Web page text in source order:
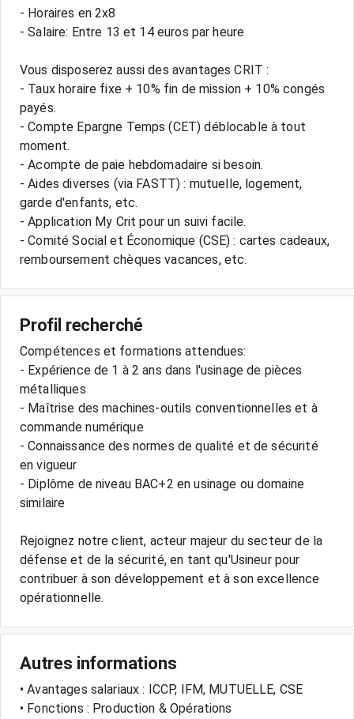
- Horaires en 2x8
- Salaire: Entre 13 et 14 euros par heure
Vous disposerez aussi des avantages CRIT :
- Taux horaire fixe + 10% fin de mission + 10% congés
payés.
- Compte Epargne Temps (CET) déblocable à tout
moment.
- Acompte de paie hebdomadaire si besoin.
- Aides diverses (via FASTT) : mutuelle, logement,
garde d'enfants, etc.
- Application My Crit pour un suivi facile.
- Comité Social et Économique (CSE) : cartes cadeaux,
Profil recherché
Compétences et formations attendues:
- Expérience de 1 à 2 ans dans l'usinage de pièces
métalliques
- Maîtrise des machines-outils conventionnelles et à
commande numérique
- Connaissance des normes de qualité et de sécurité
en vigueur
- Diplôme de niveau BAC+2 en usinage ou domaine
similaire
Rejoignez notre client, acteur majeur du secteur de la
défense et de la sécurité, en tant qu'Usineur pour
contribuer à son développement et à son excellence
Autres informations
• Avantages salariaux : ICCP, IFM, MUTUELLE, CSE
• Fonctions : Production & Opérations